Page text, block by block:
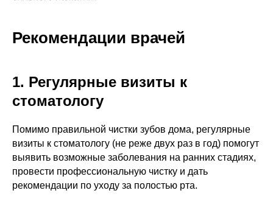
Рекомендации врачей
1. Регулярные визиты к
стоматологу
Помимо правильной чистки зубов дома, регулярные
визиты к стоматологу (не реже двух раз в год) помогут
выявить возможные заболевания на ранних стадиях,
провести профессиональную чистку и дать
рекомендации по уходу за полостью рта.